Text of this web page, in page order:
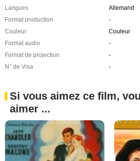
Langues
Allemand
Format production
-
Couleur
Couleur
Format audio
-
Format de projection
-
N° de Visa
-
Si vous aimez ce film,
aimer ...